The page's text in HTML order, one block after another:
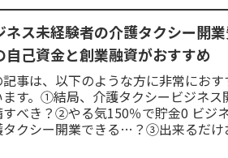
ネス未経験者の介護タクシー開
自己資金と創業融資がおすすめ
事は、以下のような方に非常にお
す。①結局、介護タクシービジネス
べき？②やる気150％で貯金0 ビジネ
タクシー開業できる…？③出来るだけ